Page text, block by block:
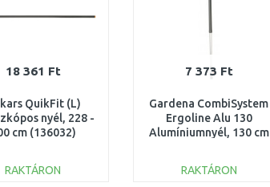
18 361 Ft
QuikFit (L)
nyél, 228 -
cm (136032)
RAKTÁRON
7 373 Ft
Gardena CombiSystem
Ergoline Alu 130
Alumíniumnyél, 130 cm
RAKTÁRON